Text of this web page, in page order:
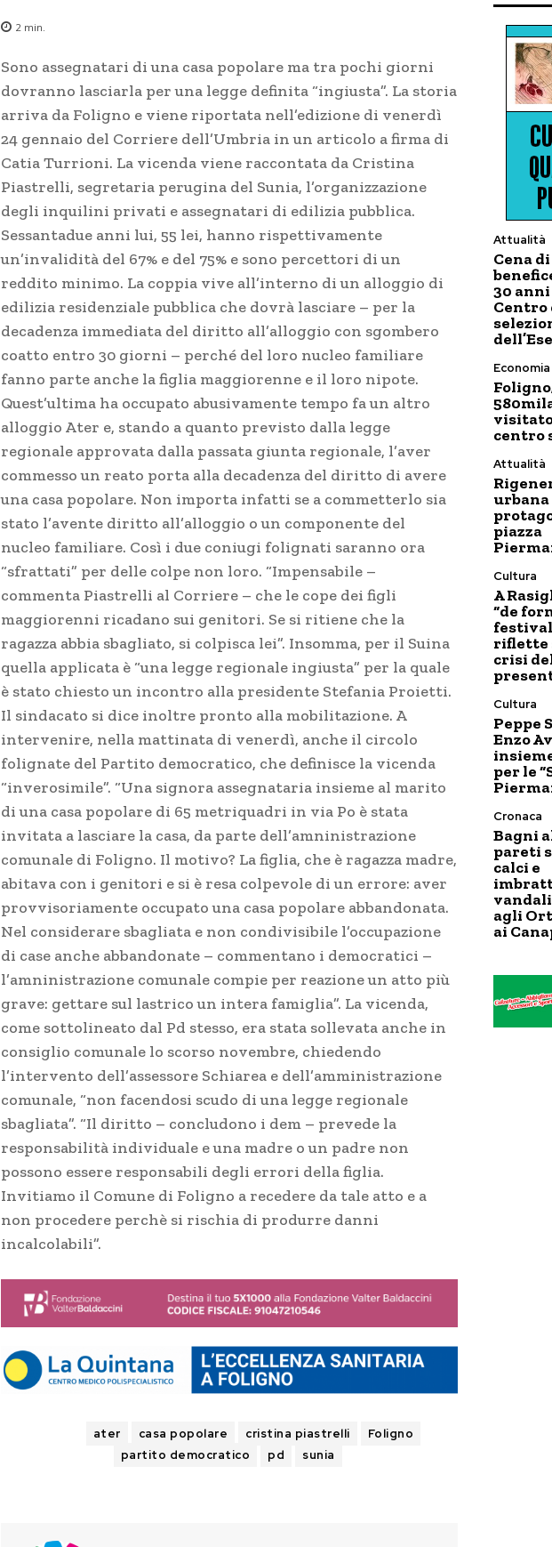
2 min.
Sono assegnatari di una casa popolare ma tra pochi giorni
dovranno lasciarla per una legge definita “ingiusta”. La storia
arriva da Foligno e viene riportata nell’edizione di venerdì
24 gennaio del Corriere dell’Umbria in un articolo a firma di
Catia Turrioni. La vicenda viene raccontata da Cristina
Piastrelli, segretaria perugina del Sunia, l’organizzazione
degli inquilini privati e assegnatari di edilizia pubblica.
Sessantadue anni lui, 55 lei, hanno rispettivamente
un’invalidità del 67% e del 75% e sono percettori di un
reddito minimo. La coppia vive all’interno di un alloggio di
edilizia residenziale pubblica che dovrà lasciare – per la
decadenza immediata del diritto all’alloggio con sgombero
coatto entro 30 giorni – perché del loro nucleo familiare
fanno parte anche la figlia maggiorenne e il loro nipote.
Quest’ultima ha occupato abusivamente tempo fa un altro
alloggio Ater e, stando a quanto previsto dalla legge
regionale approvata dalla passata giunta regionale, l’aver
commesso un reato porta alla decadenza del diritto di avere
una casa popolare. Non importa infatti se a commetterlo sia
stato l’avente diritto all’alloggio o un componente del
nucleo familiare. Così i due coniugi folignati saranno ora
“sfrattati” per delle colpe non loro. “Impensabile –
commenta Piastrelli al Corriere – che le cope dei figli
maggiorenni ricadano sui genitori. Se si ritiene che la
ragazza abbia sbagliato, si colpisca lei”. Insomma, per il Suina
quella applicata è “una legge regionale ingiusta” per la quale
è stato chiesto un incontro alla presidente Stefania Proietti.
Il sindacato si dice inoltre pronto alla mobilitazione. A
intervenire, nella mattinata di venerdì, anche il circolo
folignate del Partito democratico, che definisce la vicenda
“inverosimile”. “Una signora assegnataria insieme al marito
di una casa popolare di 65 metriquadri in via Po è stata
invitata a lasciare la casa, da parte dell’amninistrazione
comunale di Foligno. Il motivo? La figlia, che è ragazza madre,
abitava con i genitori e si è resa colpevole di un errore: aver
provvisoriamente occupato una casa popolare abbandonata.
Nel considerare sbagliata e non condivisibile l’occupazione
di case anche abbandonate – commentano i democratici –
l’amninistrazione comunale compie per reazione un atto più
grave: gettare sul lastrico un intera famiglia”. La vicenda,
come sottolineato dal Pd stesso, era stata sollevata anche in
consiglio comunale lo scorso novembre, chiedendo
l’intervento dell’assessore Schiarea e dell’amministrazione
comunale, “non facendosi scudo di una legge regionale
sbagliata”. “Il diritto – concludono i dem – prevede la
responsabilità individuale e una madre o un padre non
possono essere responsabili degli errori della figlia.
Invitiamo il Comune di Foligno a recedere da tale atto e a
non procedere perchè si rischia di produrre danni
incalcolabili”.
ater casa popolare cristina piastrelli
Foligno
partito democratico
pd sunia
Attualità
Cena di
30
Centro
Economia
centro
Attualità
piazza
Cultura
A
“de
riflette
crisi
Cultura
Peppe
Enzo
per le
Cronaca
Bagni
pareti
calci e
agli
ai